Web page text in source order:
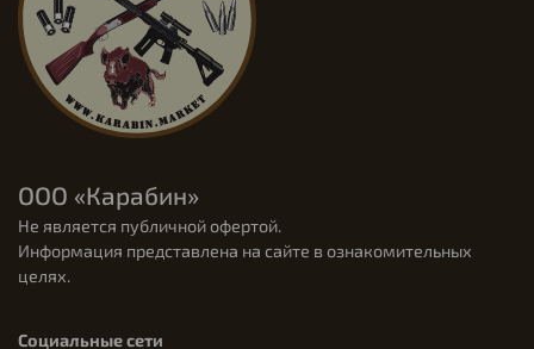
ООО «Карабин»
Не является публичной офертой.
Информация представлена на сайте в ознакомительных
целях.
Социальные сети